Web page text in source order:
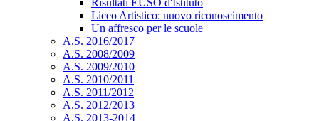
Risultati EUSO d'Istituto
Liceo Artistico: nuovo riconoscimento
Un affresco per le scuole
A.S. 2016/2017
A.S. 2008/2009
A.S. 2009/2010
A.S. 2010/2011
A.S. 2011/2012
A.S. 2012/2013
A.S. 2013-2014